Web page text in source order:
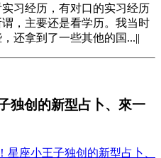
习经历，有对口的实习经历
，主要还是看学历。我当时
还拿到了一些其他的国...||
独创的新型占卜、來一
星座小王子独创的新型占卜、